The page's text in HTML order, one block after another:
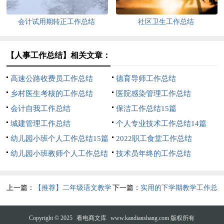
会计试用期转正工作总结 社区卫生工作总结
【人事工作总结】相关文章：
高速公路收费员工作总结
德育导师工作总结
乡村医生考核的工作总结
医院感染管理工作总结
会计自我工作总结
保洁工作总结15篇
城建管理工作总结
个人专业技术工作总结14篇
幼儿园小班个人工作总结15篇
2022职工食堂工作总结
幼儿园小班教师个人工作总结
技术员年终的工作总结
上一篇： 【推荐】二年级语文教学下一篇： 实用的下学期教学工作总
Copyright © 2025 看电商文库 www.kandianshang.com 版权所有